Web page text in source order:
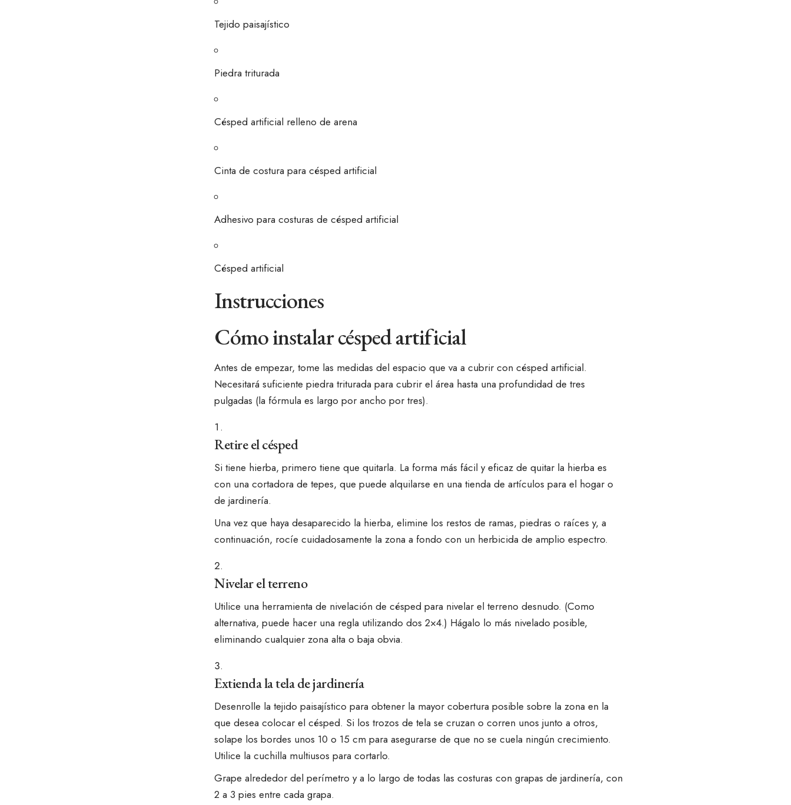
Tejido paisajístico
Piedra triturada
Césped artificial relleno de arena
Cinta de costura para césped artificial
Adhesivo para costuras de césped artificial
Césped artificial
Instrucciones
Cómo instalar césped artificial
Antes de empezar, tome las medidas del espacio que va a cubrir con césped artificial.
Necesitará suficiente piedra triturada para cubrir el área hasta una profundidad de tres
pulgadas (la fórmula es largo por ancho por tres).
Retire el césped
Si tiene hierba, primero tiene que quitarla. La forma más fácil y eficaz de quitar la hierba es
con una cortadora de tepes, que puede alquilarse en una tienda de artículos para el hogar o
de jardinería.
Una vez que haya desaparecido la hierba, elimine los restos de ramas, piedras o raíces y, a
continuación, rocíe cuidadosamente la zona a fondo con un herbicida de amplio espectro.
Nivelar el terreno
Utilice una herramienta de nivelación de césped para nivelar el terreno desnudo. (Como
alternativa, puede hacer una regla utilizando dos 2×4.) Hágalo lo más nivelado posible,
eliminando cualquier zona alta o baja obvia.
Extienda la tela de jardinería
Desenrolle latejido paisajístico para obtener la mayor cobertura posible sobre la zona en la
que desea colocar el césped. Si los trozos de tela se cruzan o corren unos junto a otros,
solape los bordes unos 10 o 15 cm para asegurarse de que no se cuela ningún crecimiento.
Utilice la cuchilla multiusos para cortarlo.
Grape alrededor del perímetro y a lo largo de todas las costuras con grapas de jardinería, con
2 a 3 pies entre cada grapa.